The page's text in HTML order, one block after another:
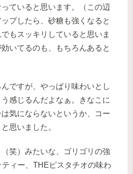
ていると思います。（この辺
プしたら、砂糖も強くなると
もスッキリしていると思いま
いてるのも、もちろんあると
ですが、やっぱり味わいとし
感じるんだよなぁ。きなこに
気にならないというか、コー
思いました。
笑）みたいな、ゴリゴリの強
ィー、THEピスタチオの味わ